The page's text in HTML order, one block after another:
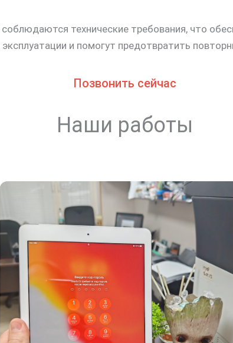
технические требования, что
и помогут предотвратить
Позвонить сейчас
Наши работы
скидку 30%